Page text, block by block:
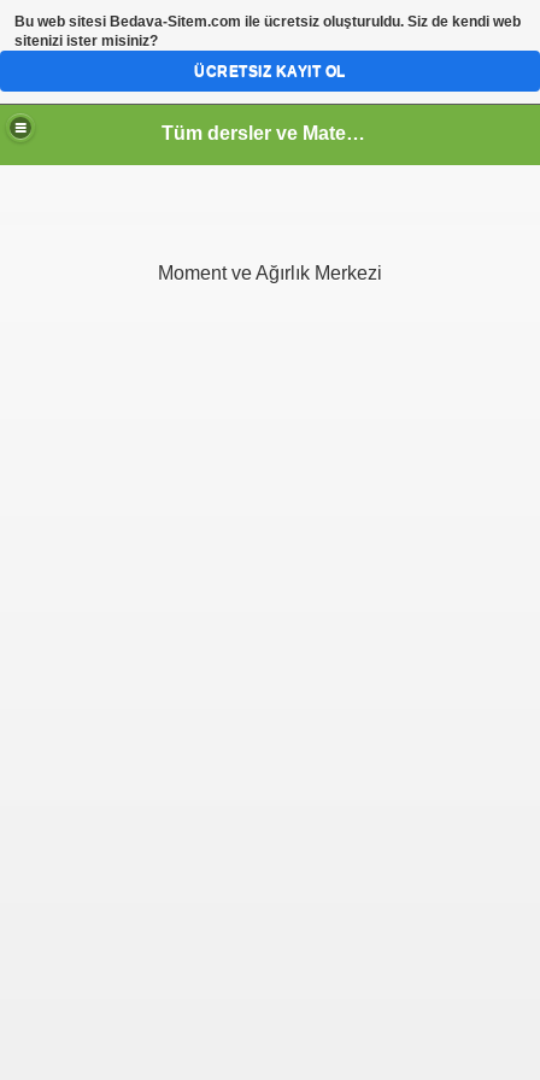
Tüm dersler ve Matematik
Moment ve Ağırlık Merkezi
Bu web sitesi Bedava-Sitem.com ile ücretsiz oluşturuldu. Siz de kendi web
sitenizi ister misiniz?
ÜCRETSIZ KAYIT OL